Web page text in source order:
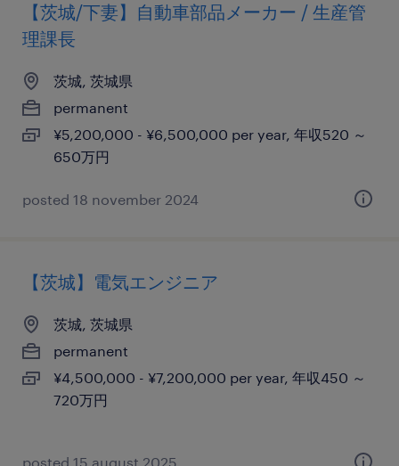
【茨城/下妻】自動車部品メーカー / 生産管
理課長
茨城, 茨城県
permanent
¥5,200,000 - ¥6,500,000 per year, 年収520 ～
650万円
posted 18 november 2024
【茨城】電気エンジニア
茨城, 茨城県
permanent
¥4,500,000 - ¥7,200,000 per year, 年収450 ～
720万円
posted 15 august 2025